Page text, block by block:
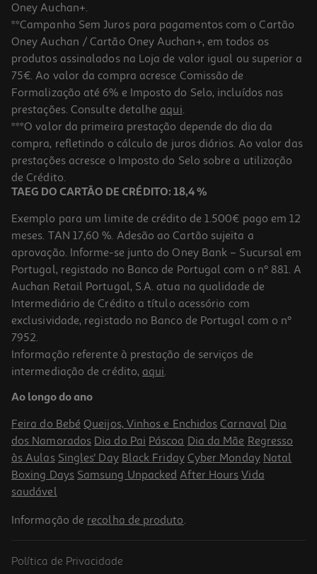
Mini Forno Flama 1538fl 2000w 45l
129.99 €/un
129,99 €
Mini Forno Flama 1539fl 2000w 60l
159.99 €/un
159,99 €
Oney Auchan+.
**Campanha Sem Juros para pagamentos com o Cartão
Oney Auchan / Cartão Oney Auchan+, em todos os
produtos assinalados na Loja de valor igual ou superior a
75€. Ao valor da compra acresce Comissão de
Formalização até 6% e Imposto do Selo, incluídos nas
prestações. Consulte detalhe aqui.
***O valor da primeira prestação depende do dia da
compra, refletindo o cálculo de juros diários. Ao valor das
prestações acresce o Imposto do Selo sobre a utilização
de Crédito.
TAEG DO CARTÃO DE CRÉDITO: 18,4 %
Exemplo para um limite de crédito de 1.500€ pago em 12
meses. TAN 17,60 %. Adesão ao Cartão sujeita a
aprovação. Informe-se junto do Oney Bank – Sucursal em
Portugal, registado no Banco de Portugal com o nº 881. A
Auchan Retail Portugal, S.A. atua na qualidade de
Intermediário de Crédito a título acessório com
exclusividade, registado no Banco de Portugal com o nº
7952.
Informação referente à prestação de serviços de
intermediação de crédito, aqui.
Ao longo do ano
Feira do Bebé Queijos, Vinhos e Enchidos Carnaval Dia
dos Namorados Dia do Pai Páscoa Dia da Mãe Regresso
às Aulas Singles' Day Black Friday Cyber Monday Natal
Boxing Days Samsung Unpacked After Hours Vida
saudável
Informação de recolha de produto.
Política de Privacidade